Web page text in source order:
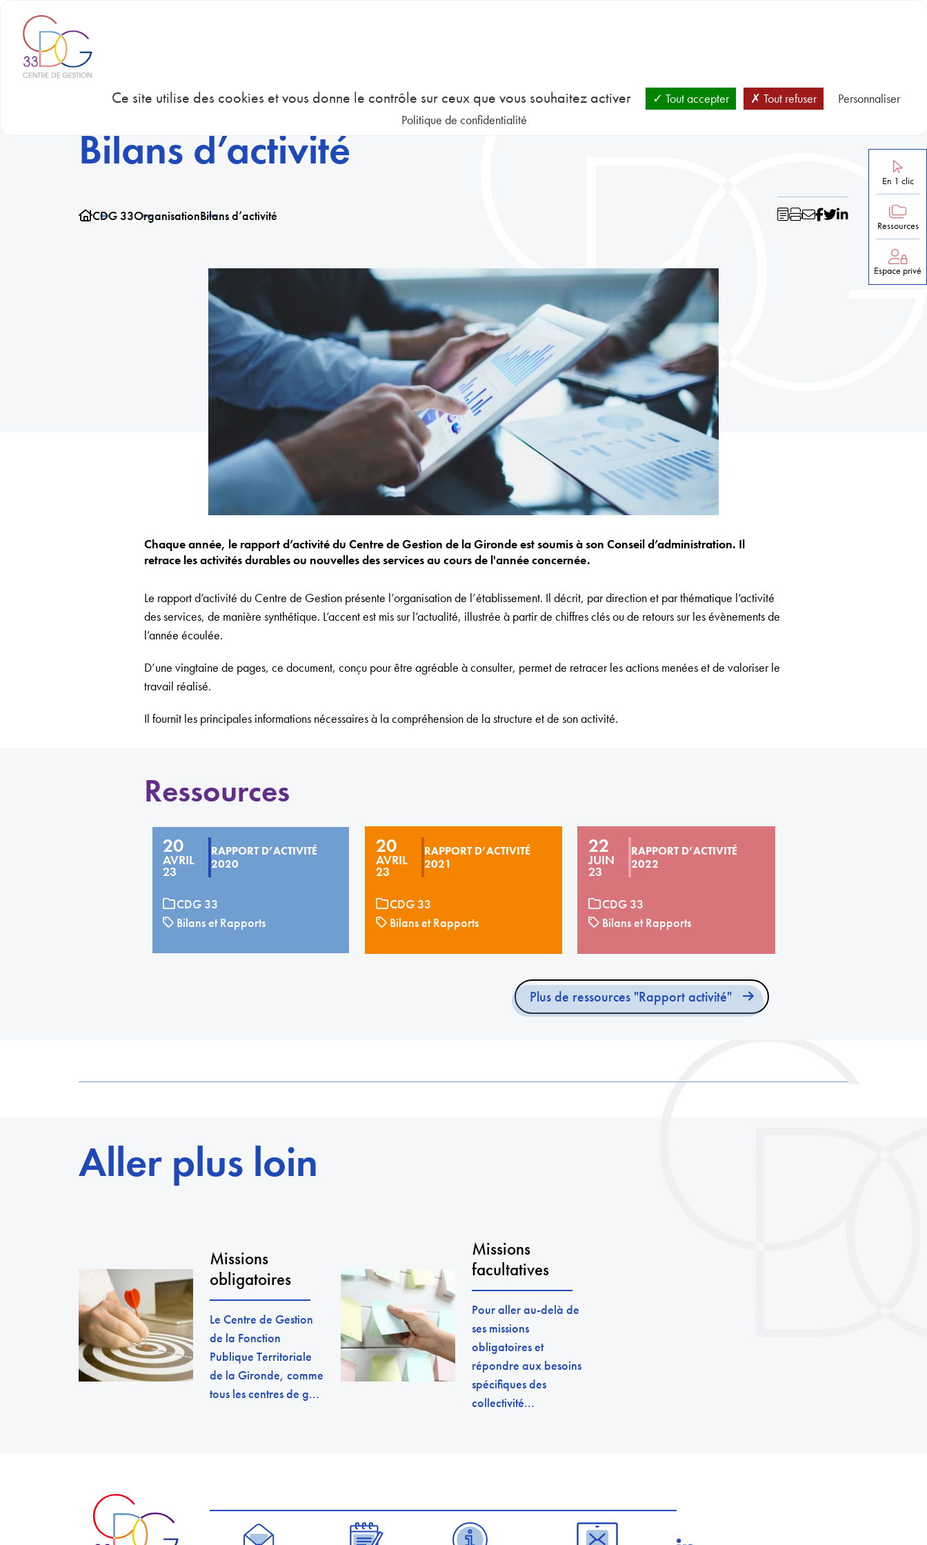
En 1 clic
Ressources
Espace privé
Bilans d’activité
CDG 33OrganisationBilans d’activité
Chaque année, le rapport d’activité du Centre de Gestion de la Gironde est soumis à son Conseil d’administration. Il
retrace les activités durables ou nouvelles des services au cours de l'année concernée.
Le rapport d’activité du Centre de Gestion présente l’organisation de l’établissement. Il décrit, par direction et par thématique l’activité
des services, de manière synthétique. L’accent est mis sur l’actualité, illustrée à partir de chiffres clés ou de retours sur les évènements de
l’année écoulée.
D’une vingtaine de pages, ce document, conçu pour être agréable à consulter, permet de retracer les actions menées et de valoriser le
travail réalisé.
Il fournit les principales informations nécessaires à la compréhension de la structure et de son activité.
Ressources
20
AVRIL
23
RAPPORT D’ACTIVITÉ
2020
CDG 33
Bilans et Rapports
20
AVRIL
23
RAPPORT D’ACTIVITÉ
2021
CDG 33
Bilans et Rapports
22
JUIN
23
RAPPORT D’ACTIVITÉ
2022
CDG 33
Bilans et Rapports
Plus de ressources "Rapport activité"
Aller plus loin
Missions
obligatoires
Le Centre de Gestion
de la Fonction
Publique Territoriale
de la Gironde, comme
tous les centres de g...
Missions
facultatives
Pour aller au-delà de
ses missions
obligatoires et
répondre aux besoins
spécifiques des
collectivité...
Ce site utilise des cookies et vous donne le contrôle sur ceux que vous souhaitez activer Tout accepter Tout refuser
Personnaliser
Politique de confidentialité